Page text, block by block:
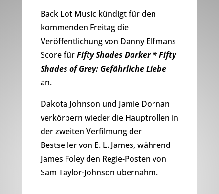
Back Lot Music kündigt für den
kommenden Freitag die
Veröffentlichung von Danny Elfmans
Score fürFifty Shades Darker * Fifty
Shades of Grey: Gefährliche Liebe
an.
Dakota Johnson und Jamie Dornan
verkörpern wieder die Hauptrollen in
der zweiten Verfilmung der
Bestseller von E. L. James, während
James Foley den Regie-Posten von
Sam Taylor-Johnson übernahm.